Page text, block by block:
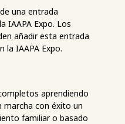
una entrada
IAAPA Expo. Los
añadir esta entrada
la IAAPA Expo.
aprendiendo
marcha con éxito un
familiar o basado